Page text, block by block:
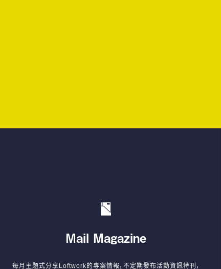
Mail Magazine
每月主題式分享Loftwork的專案情報，不定期發布活動資訊特刊，